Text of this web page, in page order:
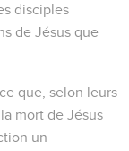
disciples
de Jésus que
que, selon leurs
mort de Jésus
un